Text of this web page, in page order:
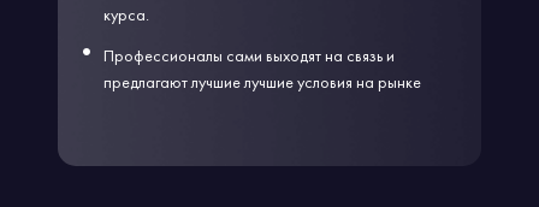
курса.
Профессионалы сами выходят на связь и
предлагают лучшие лучшие условия на рынке